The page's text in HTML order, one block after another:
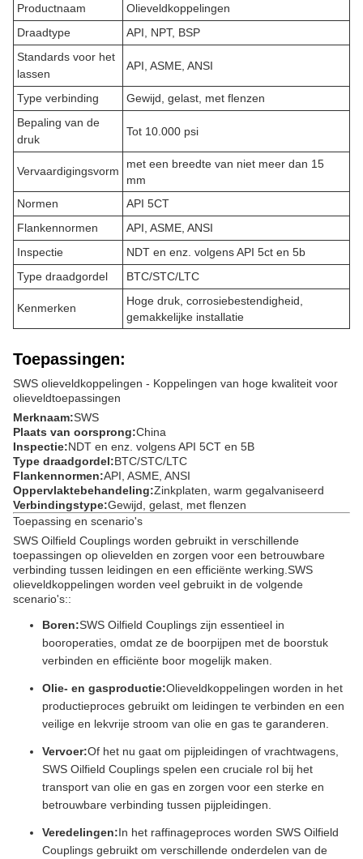
Productnaam
Olieveldkoppelingen
Draadtype
API, NPT, BSP
Standards voor het
lassen
API, ASME, ANSI
Type verbinding
Gewijd, gelast, met flenzen
Bepaling van de
druk
Tot 10.000 psi
Vervaardigingsvorm
met een breedte van niet meer dan 15
mm
Normen
API 5CT
Flankennormen
API, ASME, ANSI
Inspectie
NDT en enz. volgens API 5ct en 5b
Type draadgordel
BTC/STC/LTC
Kenmerken
Hoge druk, corrosiebestendigheid,
gemakkelijke installatie
Toepassingen:
SWS olieveldkoppelingen - Koppelingen van hoge kwaliteit voor
olieveldtoepassingen
Merknaam:SWS
Plaats van oorsprong:China
Inspectie:NDT en enz. volgens API 5CT en 5B
Type draadgordel:BTC/STC/LTC
Flankennormen:API, ASME, ANSI
Oppervlaktebehandeling:Zinkplaten, warm gegalvaniseerd
Verbindingstype:Gewijd, gelast, met flenzen
Toepassing en scenario's
SWS Oilfield Couplings worden gebruikt in verschillende
toepassingen op olievelden en zorgen voor een betrouwbare
verbinding tussen leidingen en een efficiënte werking.SWS
olieveldkoppelingen worden veel gebruikt in de volgende
scenario's::
Boren:SWS Oilfield Couplings zijn essentieel in
booroperaties, omdat ze de boorpijpen met de boorstuk
verbinden en efficiënte boor mogelijk maken.
Olie- en gasproductie:Olieveldkoppelingen worden in het
productieproces gebruikt om leidingen te verbinden en een
veilige en lekvrije stroom van olie en gas te garanderen.
Vervoer:Of het nu gaat om pijpleidingen of vrachtwagens,
SWS Oilfield Couplings spelen een cruciale rol bij het
transport van olie en gas en zorgen voor een sterke en
betrouwbare verbinding tussen pijpleidingen.
Veredelingen:In het raffinageproces worden SWS Oilfield
Couplings gebruikt om verschillende onderdelen van de